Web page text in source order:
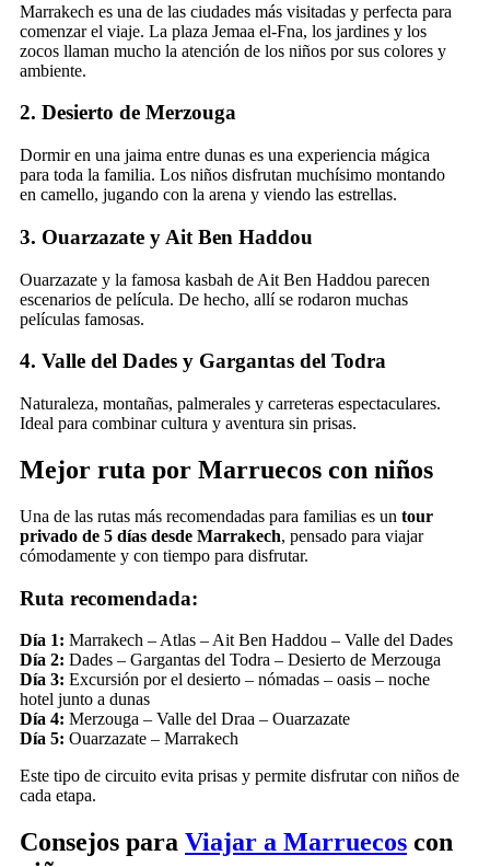
Marrakech es una de las ciudades más visitadas y perfecta para
comenzar el viaje. La plaza Jemaa el-Fna, los jardines y los
zocos llaman mucho la atención de los niños por sus colores y
ambiente.
2. Desierto de Merzouga
Dormir en una jaima entre dunas es una experiencia mágica
para toda la familia. Los niños disfrutan muchísimo montando
en camello, jugando con la arena y viendo las estrellas.
3. Ouarzazate y Ait Ben Haddou
Ouarzazate y la famosa kasbah de Ait Ben Haddou parecen
escenarios de película. De hecho, allí se rodaron muchas
películas famosas.
4. Valle del Dades y Gargantas del Todra
Naturaleza, montañas, palmerales y carreteras espectaculares.
Ideal para combinar cultura y aventura sin prisas.
Mejor ruta por Marruecos con niños
Una de las rutas más recomendadas para familias es un tour
privado de 5 días desde Marrakech, pensado para viajar
cómodamente y con tiempo para disfrutar.
Ruta recomendada:
Día 1: Marrakech – Atlas – Ait Ben Haddou – Valle del Dades
Día 2: Dades – Gargantas del Todra – Desierto de Merzouga
Día 3: Excursión por el desierto – nómadas – oasis – noche
hotel junto a dunas
Día 4: Merzouga – Valle del Draa – Ouarzazate
Día 5: Ouarzazate – Marrakech
Este tipo de circuito evita prisas y permite disfrutar con niños de
cada etapa.
Consejos para Viajar a Marruecos con